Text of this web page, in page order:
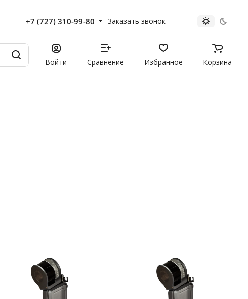
+7 (727) 310-99-80 Заказать звонок
Войти Сравнение Избранное Корзина